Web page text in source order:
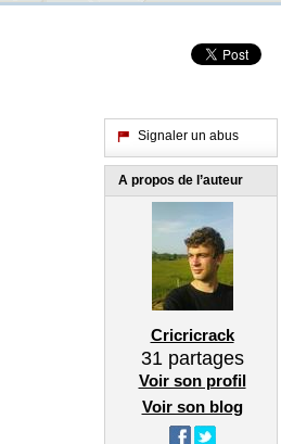
Signaler un abus
A propos de l’auteur
Cricricrack
31partages
Voir son profil
Voir son blog